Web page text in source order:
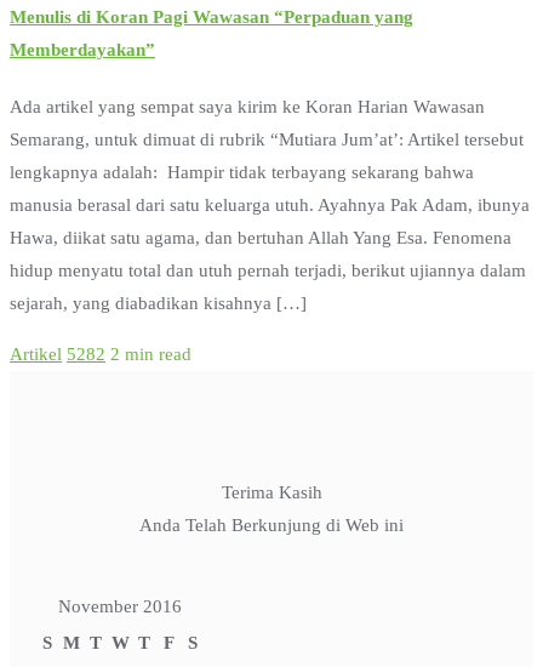
Menulis di Koran Pagi Wawasan “Perpaduan yang
Memberdayakan”
Ada artikel yang sempat saya kirim ke Koran Harian Wawasan
Semarang, untuk dimuat di rubrik “Mutiara Jum’at’: Artikel tersebut
lengkapnya adalah: Hampir tidak terbayang sekarang bahwa
manusia berasal dari satu keluarga utuh. Ayahnya Pak Adam, ibunya
Hawa, diikat satu agama, dan bertuhan Allah Yang Esa. Fenomena
hidup menyatu total dan utuh pernah terjadi, berikut ujiannya dalam
seja­rah, yang di­abadikan kisahnya […]
Artikel 5282 2 min read
Terima Kasih
Anda Telah Berkunjung di Web ini
November 2016
S M T W T F
S